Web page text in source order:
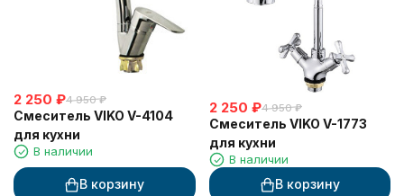
2 250 ₽4 950 ₽
Смеситель VIKO V-4104
для кухни
В наличии
В корзину
2 250 ₽4 950 ₽
Смеситель VIKO V-1773
для кухни
В наличии
В корзину